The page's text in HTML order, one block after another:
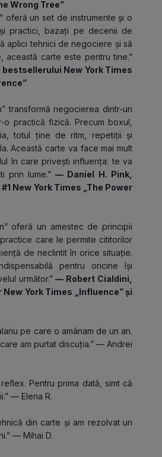
Wrong Tree”
oferă un set de instrumente și o
practici, bazați pe decenii de
aplici tehnici de negociere și să
această carte este pentru tine.”
New York Times
transformă negocierea dintr-un
o practică fizică. Precum boxul,
totul ține de ritm, repetiții și
Această carte va face mai mult
în care privești influența: te va
prin lume.” — Daniel H. Pink,
New York Times „The Power
oferă un amestec de principii
care le permite cititorilor
de neclintit în orice situație.
pentru oricine își
următor.” — Robert Cialdini,
York Times „Influence” și
pe care o amânam de un an.
am purtat discuția.” — Andrei
Pentru prima dată, simt că
— Elena R.
din carte și am rezolvat un
— Mihai D.